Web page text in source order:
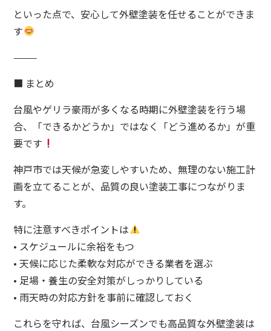
といった点で、安心して外壁塗装を任せることができま
す
⸻
■ まとめ
台風やゲリラ豪雨が多くなる時期に外壁塗装を行う場
合、「できるかどうか」ではなく「どう進めるか」が重
要です
神戸市では天候が急変しやすいため、無理のない施工計
画を立てることが、品質の良い塗装工事につながりま
す。
特に注意すべきポイントは
• スケジュールに余裕をもつ
• 天候に応じた柔軟な対応ができる業者を選ぶ
• 足場・養生の安全対策がしっかりしている
• 雨天時の対応方針を事前に確認しておく
これらを守れば、台風シーズンでも高品質な外壁塗装は